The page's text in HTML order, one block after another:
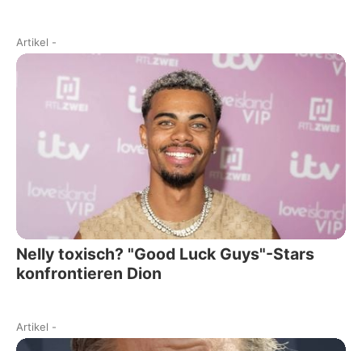
Artikel -
Nelly toxisch? "Good Luck Guys"-Stars
konfrontieren Dion
Artikel -